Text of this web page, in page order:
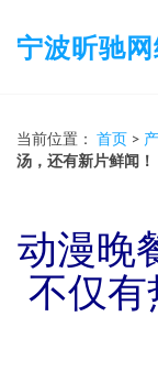
宁波昕驰
当前位置： 首页 >
汤，还有新片鲜闻！
动漫晚
不仅